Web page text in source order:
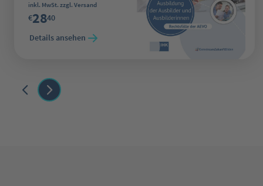
Regulärer Preis:
inkl. MwSt. zzgl. Versand
€2840
Details ansehen